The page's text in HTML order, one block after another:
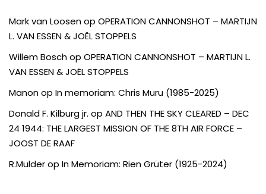
Mark van Loosenop OPERATION CANNONSHOT – MARTIJN
L. VAN ESSEN & JOËL STOPPELS
Willem Boschop OPERATION CANNONSHOT – MARTIJN L.
VAN ESSEN & JOËL STOPPELS
Manonop In memoriam: Chris Muru (1985-2025)
Donald F. Kilburg jr. op AND THEN THE SKY CLEARED – DEC
24 1944: THE LARGEST MISSION OF THE 8TH AIR FORCE –
JOOST DE RAAF
R.Mulderop In Memoriam: Rien Grüter (1925-2024)